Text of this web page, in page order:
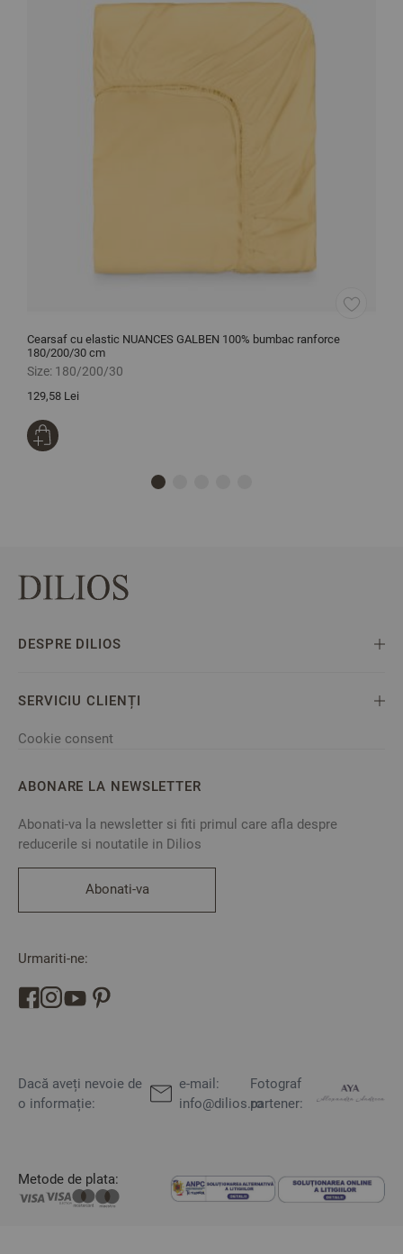
Cearsaf cu elastic NUANCES GALBEN 100% bumbac ranforce
180/200/30 cm
Size: 180/200/30
129,58 Lei
DESPRE DILIOS
SERVICIU CLIENȚI
Cookie consent
ABONARE LA NEWSLETTER
Abonati-va la newsletter si fiti primul care afla despre
reducerile si noutatile in Dilios
Abonati-va
Urmariti-ne:
Dacă aveți nevoie de
o informație:
e-mail:
info@dilios.ro
Fotograf
partener:
Metode de plata: